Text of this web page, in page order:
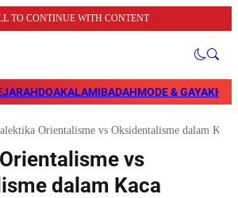
TO CONTINUE WITH CONTENT
DOAKALAMIBADAHMODE & GAYA
Orientalisme vs Oksidentalisme dalam
vs
dalam Kaca